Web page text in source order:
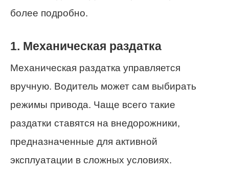
более подробно.
1. Механическая раздатка
Механическая раздатка управляется
вручную. Водитель может сам выбирать
режимы привода. Чаще всего такие
раздатки ставятся на внедорожники,
предназначенные для активной
эксплуатации в сложных условиях.